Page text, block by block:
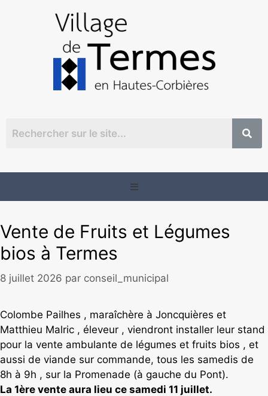
Vente de Fruits et Légumes
bios à Termes
8 juillet 2026 par conseil_municipal
Colombe Pailhes , maraîchère à Joncquières et
Matthieu Malric , éleveur , viendront installer leur stand
pour la vente ambulante de légumes et fruits bios , et
aussi de viande sur commande, tous les samedis de
8h à 9h , sur la Promenade (à gauche du Pont).
La 1ère vente aura lieu ce samedi 11 juillet.